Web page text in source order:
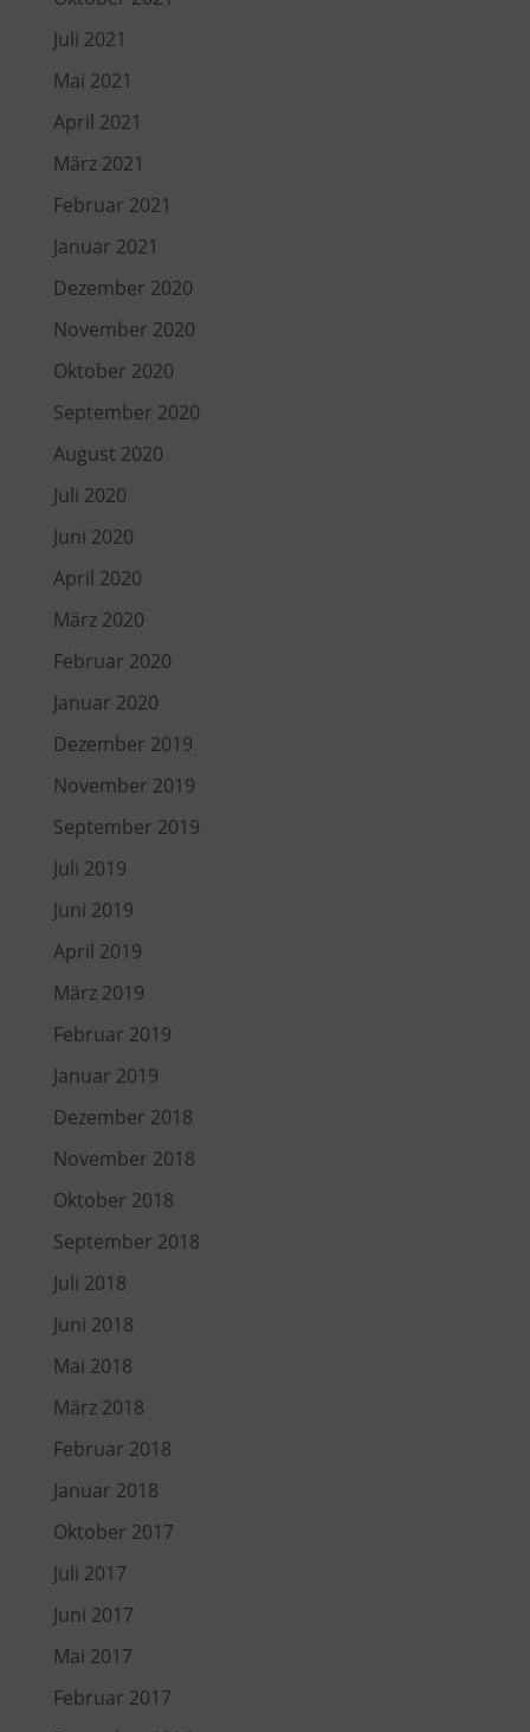
Juli 2021
Mai 2021
April 2021
März 2021
Februar 2021
Januar 2021
Dezember 2020
November 2020
Oktober 2020
September 2020
August 2020
Juli 2020
Juni 2020
April 2020
März 2020
Februar 2020
Januar 2020
Dezember 2019
November 2019
September 2019
Juli 2019
Juni 2019
April 2019
März 2019
Februar 2019
Januar 2019
Dezember 2018
November 2018
Oktober 2018
September 2018
Juli 2018
Juni 2018
Mai 2018
März 2018
Februar 2018
Januar 2018
Oktober 2017
Juli 2017
Juni 2017
Mai 2017
Februar 2017